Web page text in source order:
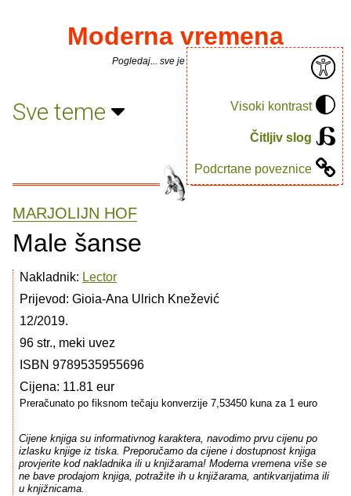
Visoki kontrast
Čitljiv slog
Podcrtane poveznice
Moderna vremena
Pogledaj... sve je puno knjiga.
Sve teme
MARJOLIJN HOF
Male šanse
Nakladnik: Lector
Prijevod: Gioia-Ana Ulrich Knežević
12/2019.
96 str., meki uvez
ISBN 9789535955696
Cijena: 11.81 eur
Preračunato po fiksnom tečaju konverzije 7,53450 kuna za 1 euro
Cijene knjiga su informativnog karaktera, navodimo prvu cijenu po
izlasku knjige iz tiska. Preporučamo da cijene i dostupnost knjiga
provjerite kod nakladnika ili u knjižarama! Moderna vremena više se
ne bave prodajom knjiga, potražite ih u knjižarama, antikvarijatima ili
u knjižnicama.